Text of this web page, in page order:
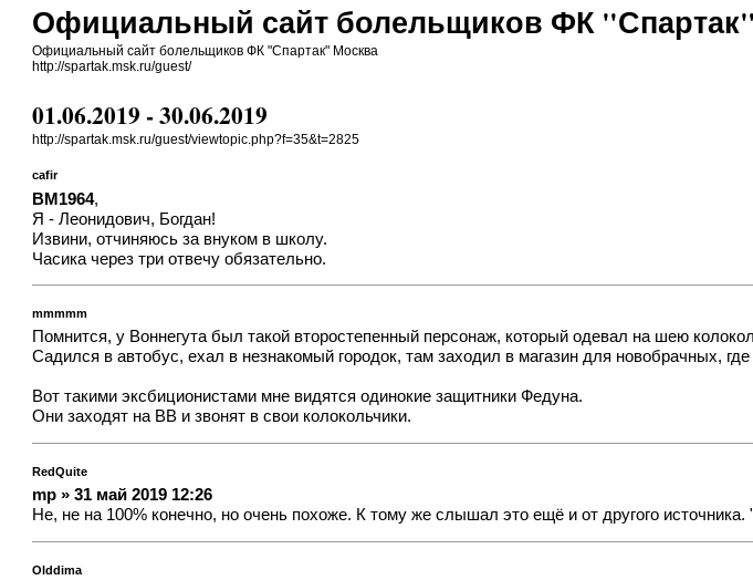
Официальный сайт болельщиков ФК
Официальный сайт болельщиков ФК "Спартак" Москва
http://spartak.msk.ru/guest/
01.06.2019 - 30.06.2019
http://spartak.msk.ru/guest/viewtopic.php?f=35&t=2825
cafir
BM1964,
Я - Леонидович, Богдан!
Извини, отчиняюсь за внуком в школу.
Часика через три отвечу обязательно.
mmmmm
Помнится, у Воннегута был такой второстепенный персонаж, который одевал на шею
Садился в автобус, ехал в незнакомый городок, там заходил в магазин для новобрачных,
Вот такими эксбиционистами мне видятся одинокие защитники Федуна.
Они заходят на ВВ и звонят в свои колокольчики.
RedQuite
mp » 31 май 2019 12:26
Не, не на 100% конечно, но очень похоже. К тому же слышал это ещё и от другого
Olddima